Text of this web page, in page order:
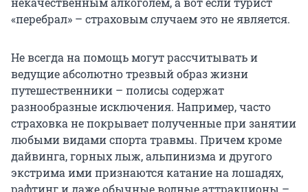
«перебрал» – страховым случаем это не является.
Не всегда на помощь могут рассчитывать и
ведущие абсолютно трезвый образ жизни
путешественники – полисы содержат
разнообразные исключения. Например, часто
страховка не покрывает полученные при занятии
любыми видами спорта травмы. Причем кроме
дайвинга, горных лыж, альпинизма и другого
экстрима ими признаются катание на лошадях,
рафтинг и даже обычные водные аттракционы –